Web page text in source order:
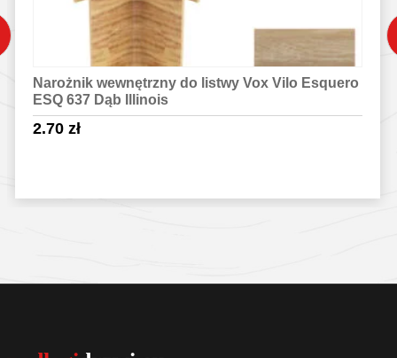
Narożnik wewnętrzny do listwy Vox Vilo Esquero
ESQ 637 Dąb Illinois
2.70 zł